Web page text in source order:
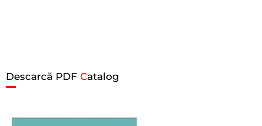
Descarcă PDF Catalog